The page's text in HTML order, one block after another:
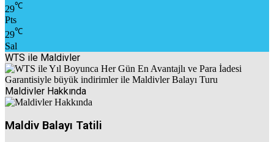
29℃
Pts
29℃
Sal
WTS ile Maldivler
Maldivler Hakkında
Maldiv Balayı Tatili